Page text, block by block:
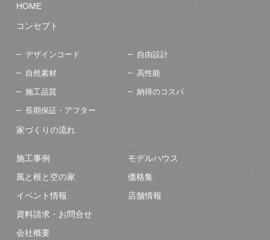
HOME
コンセプト
デザインコード 自由設計
自然素材 高性能
施工品質 納得のコスパ
長期保証・アフター
家づくりの流れ
施工事例
モデルハウス
風と根と空の家
価格集
イベント情報
店舗情報
資料請求・お問合せ
会社概要